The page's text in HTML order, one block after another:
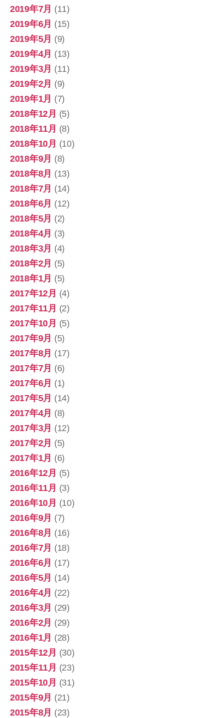
2019年7月 (11)
2019年6月 (15)
2019年5月 (9)
2019年4月 (13)
2019年3月 (11)
2019年2月 (9)
2019年1月 (7)
2018年12月 (5)
2018年11月 (8)
2018年10月 (10)
2018年9月 (8)
2018年8月 (13)
2018年7月 (14)
2018年6月 (12)
2018年5月 (2)
2018年4月 (3)
2018年3月 (4)
2018年2月 (5)
2018年1月 (5)
2017年12月 (4)
2017年11月 (2)
2017年10月 (5)
2017年9月 (5)
2017年8月 (17)
2017年7月 (6)
2017年6月 (1)
2017年5月 (14)
2017年4月 (8)
2017年3月 (12)
2017年2月 (5)
2017年1月 (6)
2016年12月 (5)
2016年11月 (3)
2016年10月 (10)
2016年9月 (7)
2016年8月 (16)
2016年7月 (18)
2016年6月 (17)
2016年5月 (14)
2016年4月 (22)
2016年3月 (29)
2016年2月 (29)
2016年1月 (28)
2015年12月 (30)
2015年11月 (23)
2015年10月 (31)
2015年9月 (21)
2015年8月 (23)